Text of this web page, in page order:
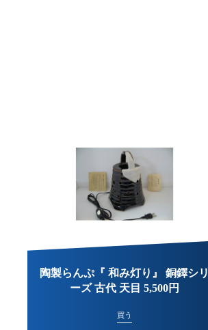
陶製らんぷ『 和み灯り』 銅鐸シリ
ーズ 古代 天目 5,500円
買う